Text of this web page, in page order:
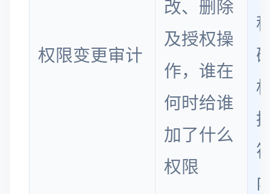
权限变更审计
改、删除
及授权操
作，谁在
何时给谁
加了什么
权限